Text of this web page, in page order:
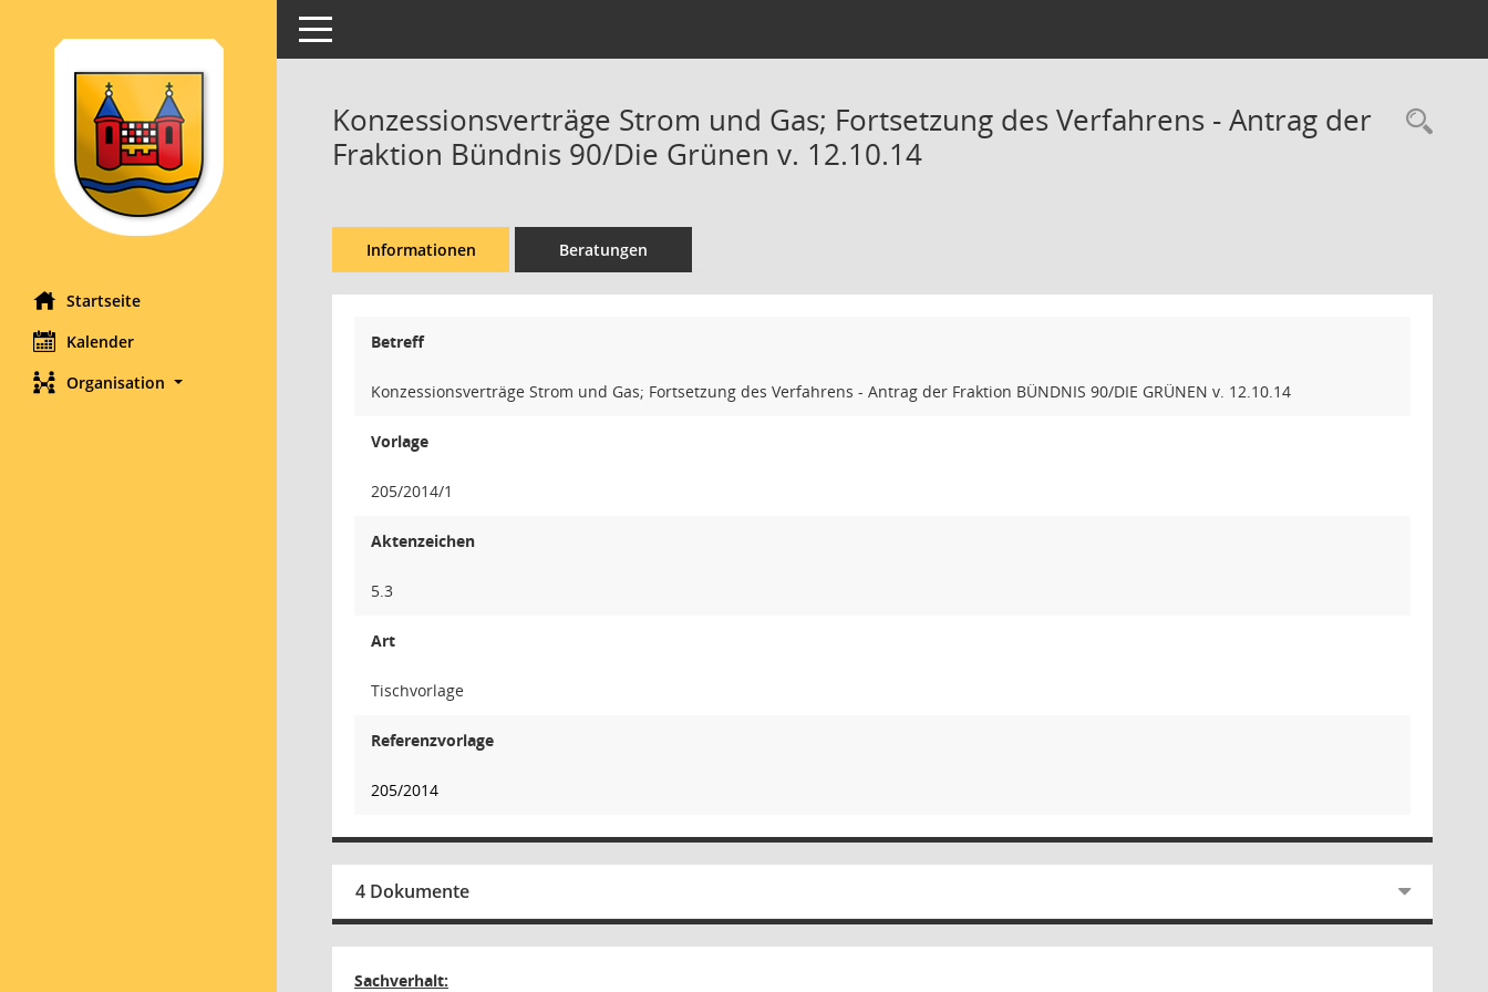
Startseite
Kalender
Organisation
Toggle navigation
Konzessionsverträge Strom und Gas; Fortsetzung des Verfahrens - Antrag der
Fraktion Bündnis 90/Die Grünen v. 12.10.14
Informationen Beratungen
Betreff
Konzessionsverträge Strom und Gas; Fortsetzung des Verfahrens - Antrag der Fraktion BÜNDNIS 90/DIE GRÜNEN v. 12.10.14
Vorlage
205/2014/1
Aktenzeichen
5.3
Art
Tischvorlage
Referenzvorlage
205/2014
4 Dokumente
Sachverhalt: